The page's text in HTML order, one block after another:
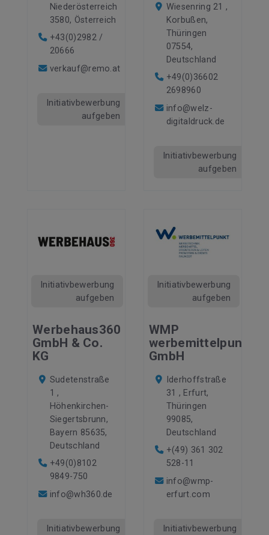
Niederösterreich
3580, Österreich
+43(0)2982 /
20666
verkauf@remo.at
Initiativbewerbung
aufgeben
Wiesenring 21 ,
Korbußen,
Thüringen
07554,
Deutschland
+49(0)36602
2698960
info@welz-
digitaldruck.de
Initiativbewerbung
aufgeben
Initiativbewerbung
aufgeben
Werbehaus360
GmbH & Co.
KG
Sudetenstraße
1 ,
Höhenkirchen-
Siegertsbrunn,
Bayern 85635,
Deutschland
+49(0)8102
9849-750
info@wh360.de
Initiativbewerbung
Initiativbewerbung
aufgeben
WMP
GmbH
Iderhoffstraße
31 , Erfurt,
Thüringen
99085,
Deutschland
+(49) 361 302
528-11
info@wmp-
erfurt.com
Initiativbewerbung